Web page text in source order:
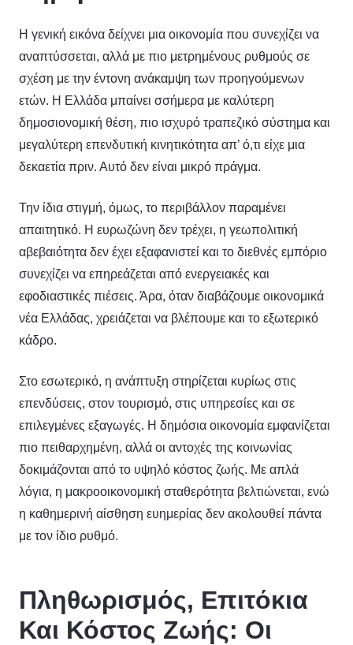
Η γενική εικόνα δείχνει μια οικονομία που συνεχίζει να
αναπτύσσεται, αλλά με πιο μετρημένους ρυθμούς σε
σχέση με την έντονη ανάκαμψη των προηγούμενων
ετών. Η Ελλάδα μπαίνει σσήμερα με καλύτερη
δημοσιονομική θέση, πιο ισχυρό τραπεζικό σύστημα και
μεγαλύτερη επενδυτική κινητικότητα απ’ ό,τι είχε μια
δεκαετία πριν. Αυτό δεν είναι μικρό πράγμα.
Την ίδια στιγμή, όμως, το περιβάλλον παραμένει
απαιτητικό. Η ευρωζώνη δεν τρέχει, η γεωπολιτική
αβεβαιότητα δεν έχει εξαφανιστεί και το διεθνές εμπόριο
συνεχίζει να επηρεάζεται από ενεργειακές και
εφοδιαστικές πιέσεις. Άρα, όταν διαβάζουμε οικονομικά
νέα Ελλάδας, χρειάζεται να βλέπουμε και το εξωτερικό
κάδρο.
Στο εσωτερικό, η ανάπτυξη στηρίζεται κυρίως στις
επενδύσεις, στον τουρισμό, στις υπηρεσίες και σε
επιλεγμένες εξαγωγές. Η δημόσια οικονομία εμφανίζεται
πιο πειθαρχημένη, αλλά οι αντοχές της κοινωνίας
δοκιμάζονται από το υψηλό κόστος ζωής. Με απλά
λόγια, η μακροοικονομική σταθερότητα βελτιώνεται, ενώ
η καθημερινή αίσθηση ευημερίας δεν ακολουθεί πάντα
με τον ίδιο ρυθμό.
Πληθωρισμός, Επιτόκια
Και Κόστος Ζωής: Οι